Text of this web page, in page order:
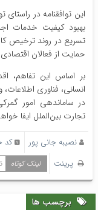
این توافقنامه در
بهبود کیفیت خدمات
تسریع در روند ترخیص
حمایت از فعالان
بر اساس این تفاهم،
انسانی، فناوری
در ساماندهی امور
تجارت بین‌الملل ایفا
نصیبه جانی پور کد خبر
پرینت
لینک کوتاه
برچسب ها